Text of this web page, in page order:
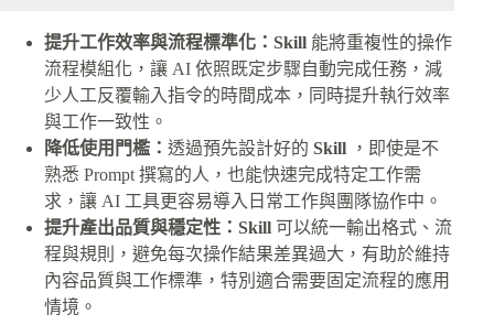
提升工作效率與流程標準化：Skill 能將重複性的操作
流程模組化，讓 AI 依照既定步驟自動完成任務，減
少人工反覆輸入指令的時間成本，同時提升執行效率
與工作一致性。
降低使用門檻： 透過預先設計好的 Skill ，即使是不
熟悉 Prompt 撰寫的人，也能快速完成特定工作需
求，讓 AI 工具更容易導入日常工作與團隊協作中。
提升產出品質與穩定性：Skill 可以統一輸出格式、流
程與規則，避免每次操作結果差異過大，有助於維持
內容品質與工作標準，特別適合需要固定流程的應用
情境。